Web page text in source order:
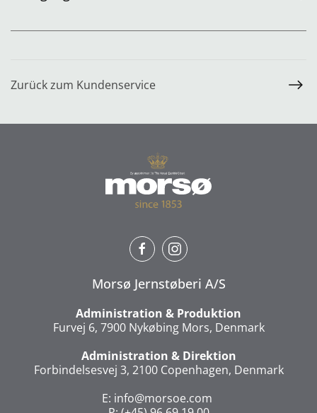
Zurück zum Kundenservice
Morsø Jernstøberi A/S
Administration & Produktion
Furvej 6, 7900 Nykøbing Mors, Denmark
Administration & Direktion
Forbindelsesvej 3, 2100 Copenhagen, Denmark
E: info@morsoe.com